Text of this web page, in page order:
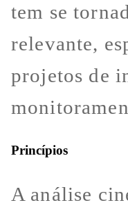
tem se
relevante,
projetos de
Princípios
A análise